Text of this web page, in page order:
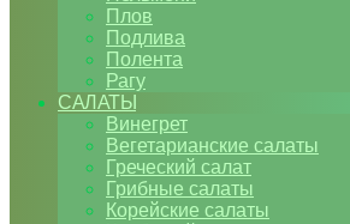
Плов
Подлива
Полента
Рагу
САЛАТЫ
Винегрет
Вегетарианские салаты
Греческий салат
Грибные салаты
Корейские салаты